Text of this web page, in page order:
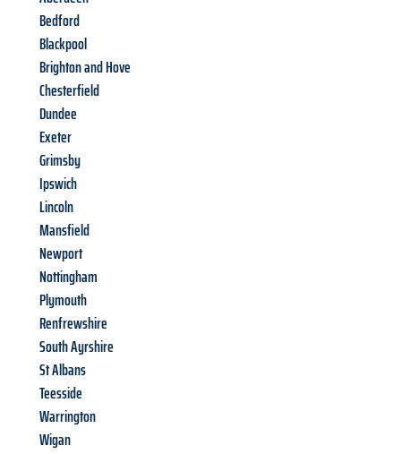
Bedford
Blackpool
Brighton and Hove
Chesterfield
Dundee
Exeter
Grimsby
Ipswich
Lincoln
Mansfield
Newport
Nottingham
Plymouth
Renfrewshire
South Ayrshire
St Albans
Teesside
Warrington
Wigan